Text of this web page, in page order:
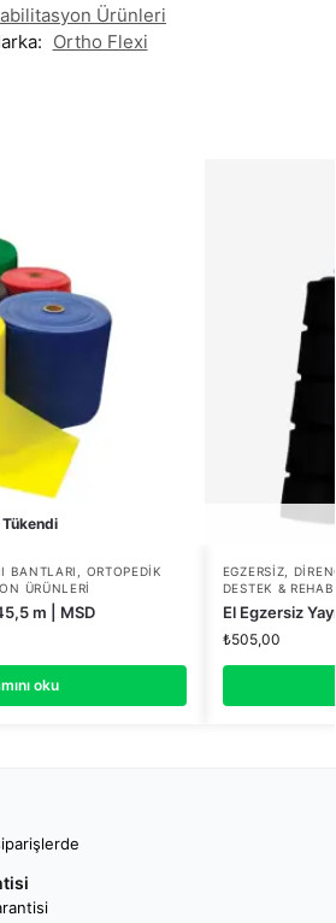
Ürünleri
Ortho Flexi
BANTLARI
ORTOPEDIK
ÜRÜNLERI
m | MSD
oku
EGZERSIZ,
DESTEK &
El Egzersiz
₺505,00